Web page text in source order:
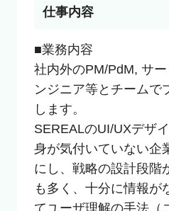
仕事内容
■業務内容
社内外のPM/PdM, サ
ンジニア等とチームで
します。
SEREALのUI/UXデザ
身が気付いていない企
にし、戦略の設計段階
も多く、十分に情報が